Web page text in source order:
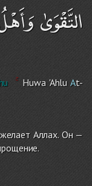
التَّقْوَىٰ
Huwa 'Ahlu At-
Аллах. Он —